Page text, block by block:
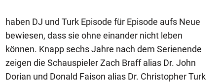
haben DJ und Turk Episode für Episode aufs Neue
bewiesen, dass sie ohne einander nicht leben
können. Knapp sechs Jahre nach dem Serienende
zeigen die Schauspieler Zach Braff alias Dr. John
Dorian und Donald Faison alias Dr. Christopher Turk